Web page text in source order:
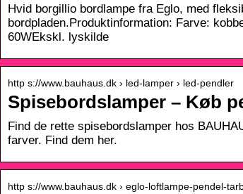
Hvid borgillio bordlampe fra Eglo, med
bordpladen.Produktinformation: Farve:
60WEkskl. lyskilde
http s://www.bauhaus.dk › led-lamper › led-pendler
Spisebordslamper – Køb
Find de rette spisebordslamper hos
farver. Find dem her.
http s://www.bauhaus.dk › eglo-loftlampe-pendel-